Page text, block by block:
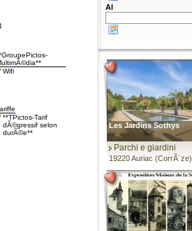
Wifi
**TPictos-Tarif
dÃ©gressif selon
durÃ©e**
Al
Les Jardins Sothys
Parchi e giardini
19220 Auriac (CorrÃ¨ze)